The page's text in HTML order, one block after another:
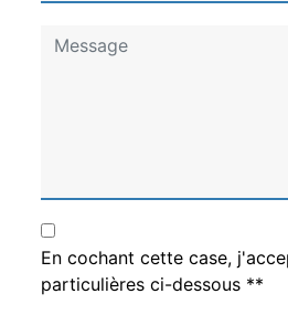
En cochant cette case,
particulières ci-dessous **